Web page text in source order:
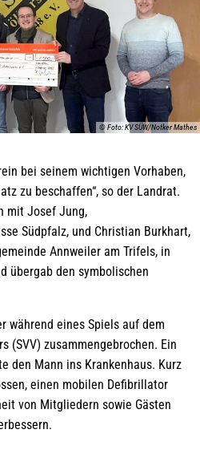
© Foto: KV SÜW/Notker Mathes
bei seinem wichtigen Vorhaben,
zu beschaffen“, so der Landrat.
mit Josef Jung,
Südpfalz, und Christian Burkhart,
Annweiler am Trifels, in
übergab den symbolischen
während eines Spiels auf dem
(SVV) zusammengebrochen. Ein
den Mann ins Krankenhaus. Kurz
einen mobilen Defibrillator
von Mitgliedern sowie Gästen